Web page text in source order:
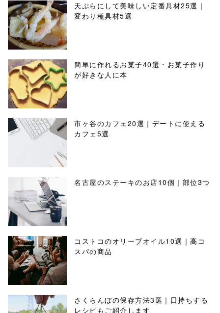
天ぷらにして美味しい定番具材25選｜
変わり種具材5選
簡単に作れるお菓子40選・お菓子作り
が好きな人に本
市ヶ谷のカフェ20選｜デートに使える
カフェ5選
名古屋のステーキのお店10個｜部位3つ
コストコのオリーブオイル10選｜高コ
スパの商品
さくらんぼの保存方法3選｜日持ちする
レシピもご紹介します